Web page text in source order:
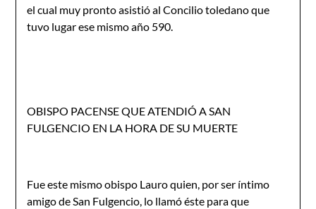
el cual muy pronto asistió al Concilio toledano que
tuvo lugar ese mis­mo año 590.
OBISPO PACENSE QUE ATENDIÓ A SAN
FULGENCIO EN LA HORA DE SU MUERTE
Fue este mismo obispo Lauro quien, por ser íntimo
amigo de San Fulgencio, lo llamó és­te para que